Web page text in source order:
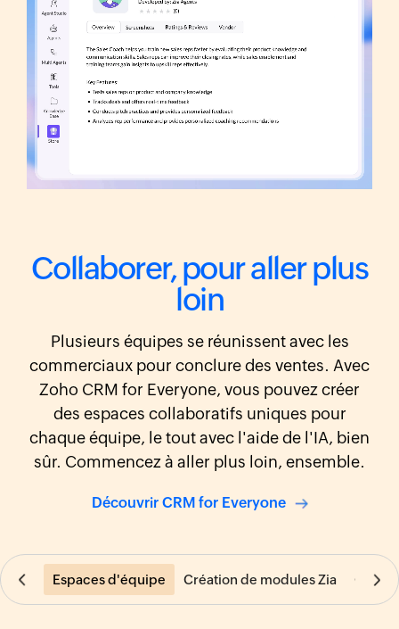
Collaborer, pour aller plus
loin
Plusieurs équipes se réunissent avec les
commerciaux pour conclure des ventes. Avec
Zoho CRM for Everyone, vous pouvez créer
des espaces collaboratifs uniques pour
chaque équipe, le tout avec l'aide de l'IA, bien
sûr. Commencez à aller plus loin, ensemble.
Découvrir CRM for Everyone
Espaces d'équipe Création de modules Zia